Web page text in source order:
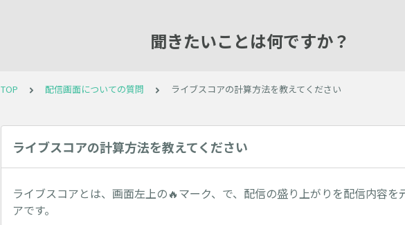
聞きたいことは何ですか？
TOP 配信画面についての質問 ライブスコアの計算方法を教えてください
ライブスコアの計算方法を教えてください
ライブスコアとは、画面左上の🔥マーク、で、配信の盛り上がりを配信内容を
アです。